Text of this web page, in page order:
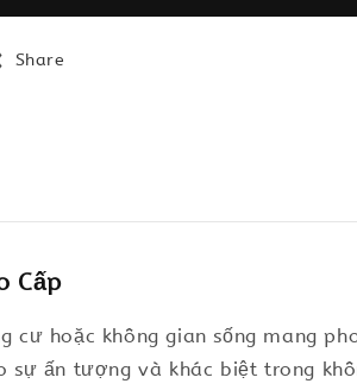
Share
Cấp
hoặc không gian sống mang
ấn tượng và khác biệt trong